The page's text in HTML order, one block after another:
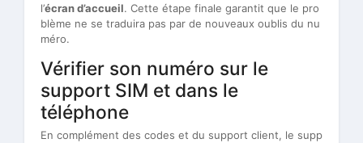
l’écran d’accueil. Cette étape finale garantit que le pro
blème ne se traduira pas par de nouveaux oublis du nu
méro.
Vérifier son numéro sur le
support SIM et dans le
téléphone
En complément des codes et du support client, le supp